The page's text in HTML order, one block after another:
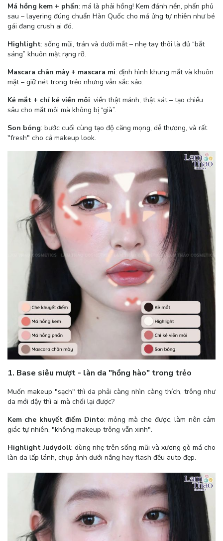
Má hồng kem + phấn: má là phải hồng! Kem đánh nền, phấn phủ
sau – layering đúng chuẩn Hàn Quốc cho má ửng tự nhiên như bé
gái đang crush ai đó.
Highlight: sống mũi, trán và dưới mắt – nhẹ tay thôi là đủ “bắt
sáng” khuôn mặt rạng rỡ.
Mascara chân mày + mascara mi: định hình khung mắt và khuôn
mặt – giữ nét trong trẻo nhưng vẫn sắc sảo.
Kẻ mắt + chỉ kẻ viền môi: viền thật mảnh, thật sát – tạo chiều
sâu cho mắt môi mà không bị “già”.
Son bóng: bước cuối cùng tạo độ căng mọng, dễ thương, và rất
"fresh" cho cả makeup look.
1. Base siêu mượt - làn da "hồng hào" trong trẻo
Muốn makeup "sạch" thì da phải càng nhìn càng thích, trông như
da mới dậy thì ai mà chối lại được?
Kem che khuyết điểm Dinto: mỏng mà che được, làm nên cảm
giác tự nhiên, "không makeup trông vẫn xinh".
Highlight Judydoll: dùng nhẹ trên sống mũi và xương gò má cho
làn da lấp lánh, chụp ảnh dưới nắng hay flash đều auto đẹp.